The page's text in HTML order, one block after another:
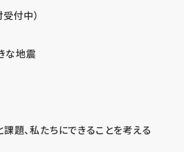
付中）
な地震
題、私たちにできることを考える